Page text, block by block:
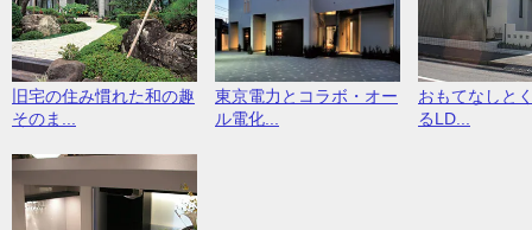
旧宅の住み慣れた和の趣
そのま...
東京電力とコラボ・オー
ル電化...
おもてなしと
るLD...